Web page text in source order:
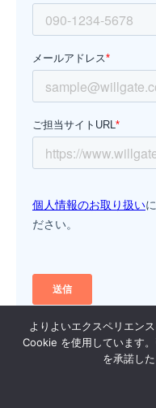
よりよいエクスペリエン
Cookie を使用しています
を承諾し